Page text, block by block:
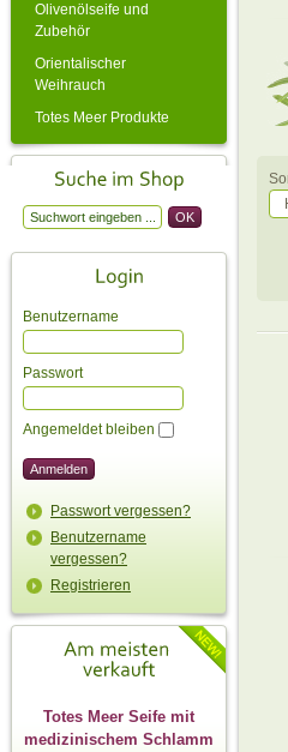
Olivenölseife und
Zubehör
Orientalischer
Weihrauch
Totes Meer Produkte
Benutzername
Passwort
Angemeldet bleiben
Passwort vergessen?
Benutzername
vergessen?
Registrieren
Totes Meer Seife mit
medizinischem Schlamm